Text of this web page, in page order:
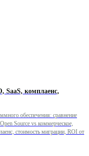
SaaS, комплаенс,
обеспечения: сравнение
Source vs коммерческое,
стоимость миграции, ROI от